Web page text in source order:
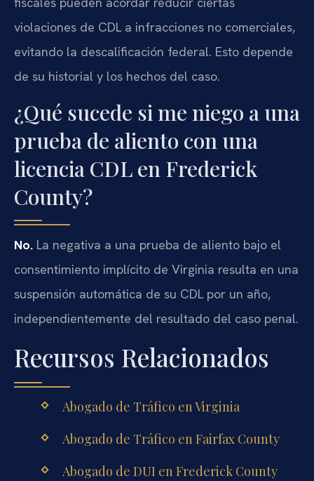
violaciones de CDL a infracciones no comerciales,
evitando la descalificación federal. Esto depende
de su historial y los hechos del caso.
¿Qué sucede si me niego a una
prueba de aliento con una
licencia CDL en Frederick
County?
No. La negativa a una prueba de aliento bajo el
consentimiento implícito de Virginia resulta en una
suspensión automática de su CDL por un año,
independientemente del resultado del caso penal.
Recursos Relacionados
Abogado de Tráfico en Virginia
Abogado de Tráfico en Fairfax County
Abogado de DUI en Frederick County